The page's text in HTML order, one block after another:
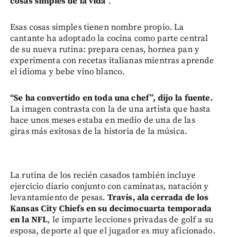
Esas cosas simples tienen nombre propio. La
cantante ha adoptado la cocina como parte central
de su nueva rutina: prepara cenas, hornea pan y
experimenta con recetas italianas mientras aprende
el idioma y bebe vino blanco.
“Se ha convertido en toda una chef”, dijo la fuente.
La imagen contrasta con la de una artista que hasta
hace unos meses estaba en medio de una de las
giras más exitosas de la historia de la música.
La rutina de los recién casados también incluye
ejercicio diario conjunto con caminatas, natación y
levantamiento de pesas. Travis, ala cerrada de los
Kansas City Chiefs en su decimocuarta temporada
en la NFL, le imparte lecciones privadas de golf a su
esposa, deporte al que el jugador es muy aficionado.